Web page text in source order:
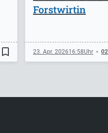
bookmark_border
Forstwirtin
23. Apr. 202616:58